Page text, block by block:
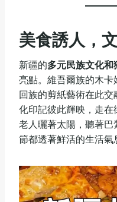
美食誘人，
新疆的多元民族文化和
亮點。維吾爾族的木卡
回族的剪紙藝術在此
化印記彼此輝映，走
老人曬著太陽，聽著
節都透著鮮活的生活氣